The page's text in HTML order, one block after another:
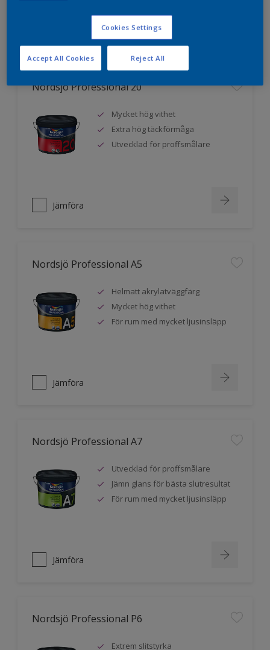
Nordsjö Professional 20
Mycket hög vithet
Extra hög täckförmåga
Utvecklad för proffsmålare
Jämföra
Nordsjö Professional A5
Helmatt akrylatväggfärg
Mycket hög vithet
För rum med mycket ljusinsläpp
Jämföra
Nordsjö Professional A7
Utvecklad för proffsmålare
Jämn glans för bästa slutresultat
För rum med mycket ljusinsläpp
Jämföra
Nordsjö Professional P6
Extrem slitstyrka
Cookies Settings
Reject All
Accept All Cookies